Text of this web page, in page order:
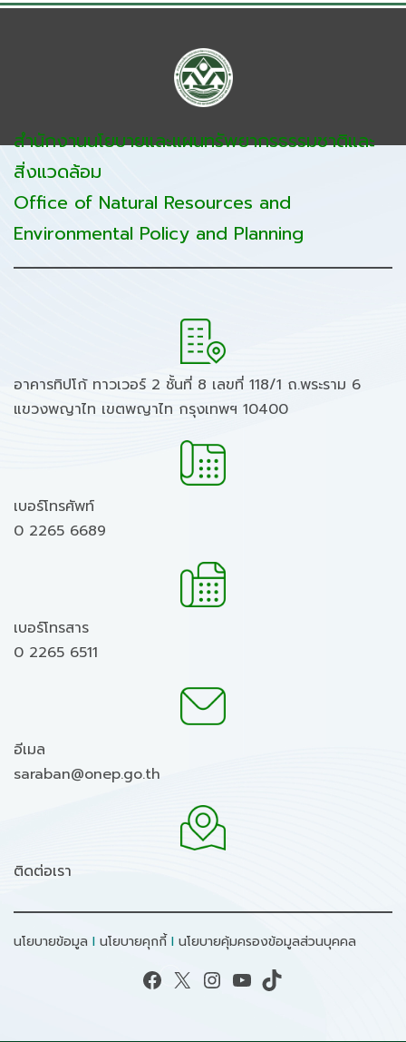
สำนักงานนโยบายและแผนทรัพยากรธรรมชาติและ
สิ่งแวดล้อม
Office of Natural Resources and
Environmental Policy and Planning
อาคารทิปโก้ ทาวเวอร์ 2 ชั้นที่ 8 เลขที่ 118/1 ถ.พระราม 6
แขวงพญาไท เขตพญาไท กรุงเทพฯ 10400
เบอร์โทรศัพท์
0 2265 6689
เบอร์โทรสาร
0 2265 6511
อีเมล
saraban@onep.go.th
ติดต่อเรา
นโยบายข้อมูล I นโยบายคุกกี้ I นโยบายคุ้มครองข้อมูลส่วนบุคคล
Facebook X Instagram YouTube TikTok